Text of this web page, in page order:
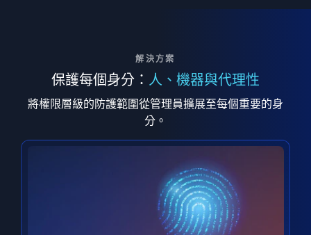
解決方案
保護每個身分： 人、機器與代理性
將權限層級的防護範圍從管理員擴展至每個重要的身
分。